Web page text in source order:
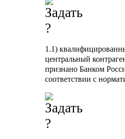
1.1)
центральный
признано Банком
соответствии с